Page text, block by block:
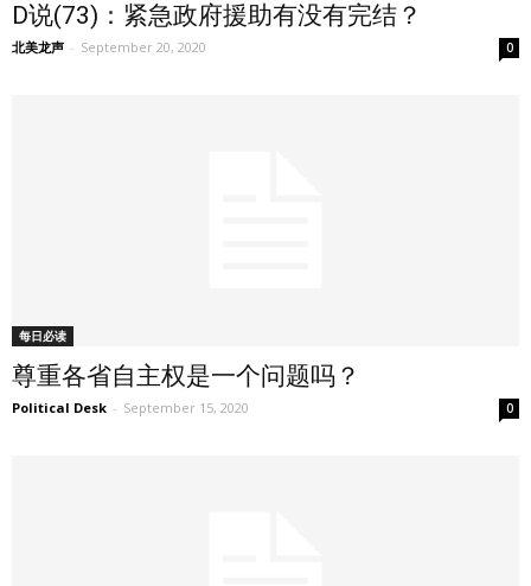
D说(73)：紧急政府援助有没有完结？
北美龙声 - September 20, 2020 0
每日必读
尊重各省自主权是一个问题吗？
Political Desk - September 15, 2020 0